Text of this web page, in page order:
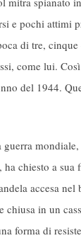
e pochi attimi
di tre,
come lui.
del 1944.
chiesto a sua
accesa
in un
forma di